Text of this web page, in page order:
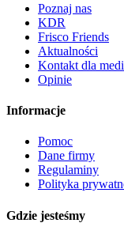
Poznaj nas
KDR
Frisco Friends
Aktualności
Kontakt dla
Opinie
Informacje
Pomoc
Dane firmy
Regulaminy
Polityka
Gdzie jesteśmy